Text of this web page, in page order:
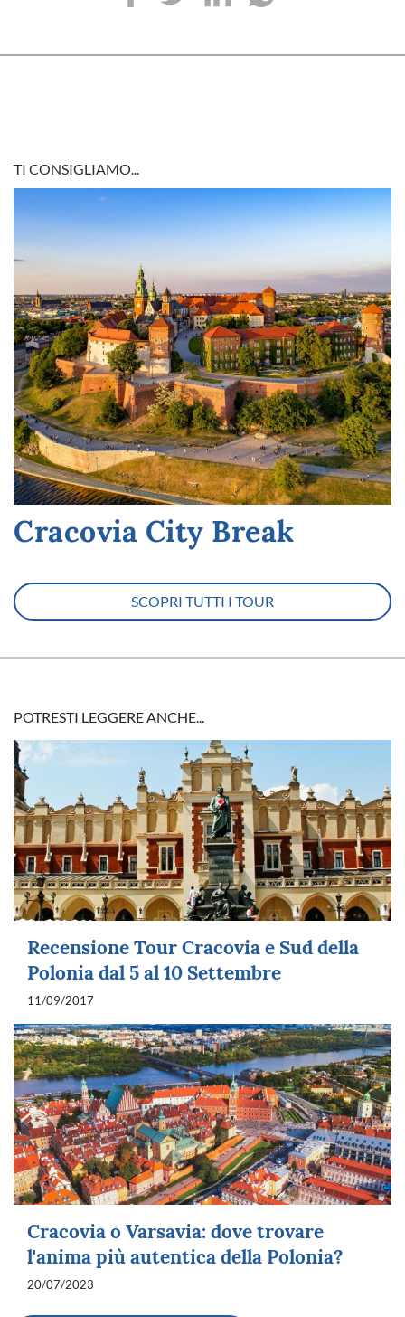
TI CONSIGLIAMO...
Cracovia City Break
SCOPRI TUTTI I TOUR
POTRESTI LEGGERE ANCHE...
Recensione Tour Cracovia e Sud della
Polonia dal 5 al 10 Settembre
11/09/2017
Cracovia o Varsavia: dove trovare
l'anima più autentica della Polonia?
20/07/2023